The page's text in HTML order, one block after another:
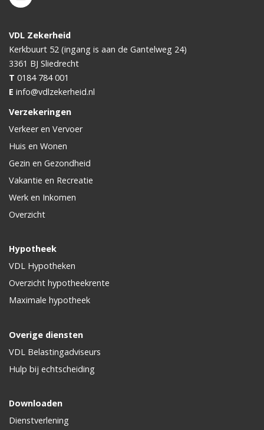
VDL Zekerheid
Kerkbuurt 52 (ingang is aan de Gantelweg 24)
3361 BJ Sliedrecht
T 0184 784 001
E info@vdlzekerheid.nl
Verzekeringen
Verkeer en Vervoer
Huis en Wonen
Gezin en Gezondheid
Vakantie en Recreatie
Werk en Inkomen
Overzicht
Hypotheek
VDL Hypotheken
Overzicht hypotheekrente
Maximale hypotheek
Overige diensten
VDL Belastingadviseurs
Hulp bij echtscheiding
Downloaden
Dienstverlening